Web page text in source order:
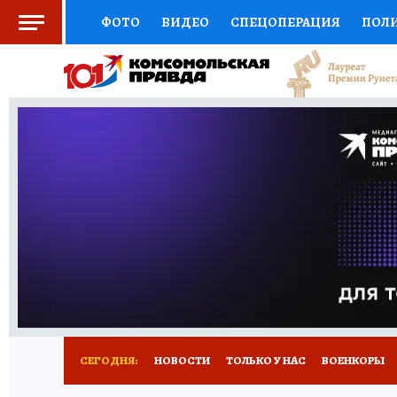
ФОТО ВИДЕО СПЕЦОПЕРАЦИЯ
СОЦПОДДЕРЖКА НАУКА СПОРТ
ВЫБОР ЭКСПЕРТОВ ДОКТОР
ПРОГНОЗЫ НА СПОРТ
ОБЪЯВЛЕНИЯ
СЕГОДНЯ: НОВОСТИ ТОЛЬКО У НАС ВОЕНКОРЫ